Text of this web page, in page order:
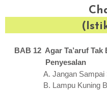
BAB 12 Agar Ta’aruf Tak
Penyesalan
Jangan Sampai
Lampu Kuning